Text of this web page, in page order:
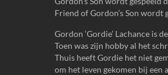
Friend of Gordon’s Son wordt
Gordon ‘Gordie’ Lachance is
Toen was zijn hobby al het
Thuis heeft Gordie het niet
om het leven gekomen bij